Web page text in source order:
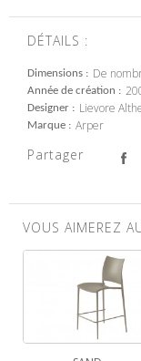
DÉTAILS :
Dimensions De
Année de création
Designer Lievore
Marque Arper
Partager
VOUS AIMEREZ